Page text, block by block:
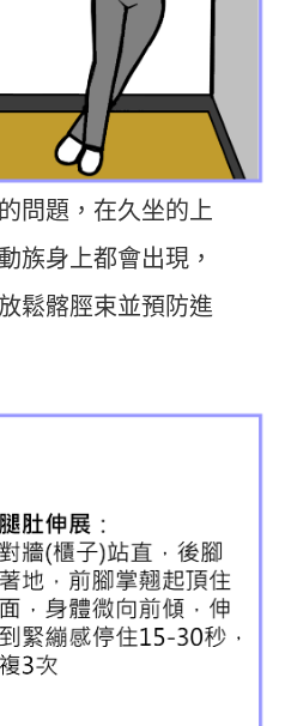
問題，在久坐的上
族身上都會出現，
鬆髂脛束並預防進